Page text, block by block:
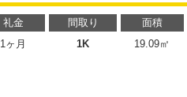
礼金 間取り 面積
1ヶ月 1K 19.09㎡